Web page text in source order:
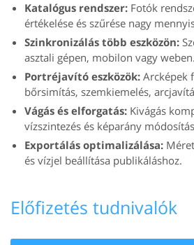
Katalógus rendszer: Fotók
értékelése és szűrése nagy
Szinkronizálás több eszközön:
asztali gépen, mobilon vagy weben.
Portréjavító eszközök: Arcképek
bőrsimítás, szemkiemelés,
Vágás és elforgatás: Kivágás
vízszintezés és képarány
Exportálás optimalizálása:
és vízjel beállítása publikáláshoz.
Előfizetés tudnivalók